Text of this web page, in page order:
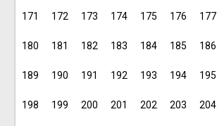
171 172 173 174 175 176 177
180 181 182 183 184 185 186
189 190 191 192 193 194 195
198 199 200 201 202 203 204